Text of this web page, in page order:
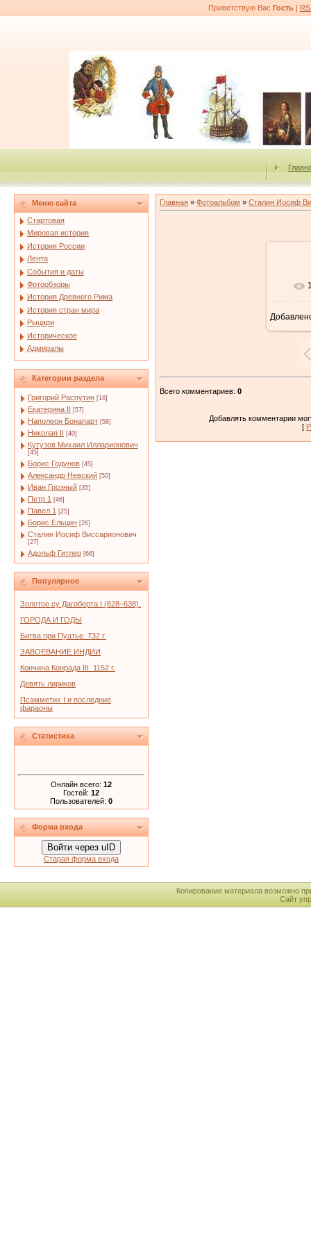
Приветствую Вас Гость |
Меню сайта
Стартовая
Мировая история
История России
Лента
События и даты
Фотообзоры
История Древнего Рима
История стран мира
Рыцари
Историческое
Адмиралы
Категории раздела
Григорий Распутин [16]
Екатерина II [57]
Наполеон Бонапарт [58]
Николая II [40]
Кутузов Михаил Илларионович
[45]
Борис Годунов [45]
Александр Невский [50]
Иван Грозный [35]
Петр 1 [46]
Павел 1 [25]
Борис Ельцин [26]
Сталин Иосиф Виссарионович
[27]
Адольф Гитлер [66]
Популярное
Золотое су Дагоберта I (628–638).
ГОРОДА И ГОДЫ
Битва при Пуатье. 732 г.
ЗАВОЕВАНИЕ ИНДИИ
Кончина Конрада III. 1152 г.
Девять лириков
Псамметих I и последние
фараоны
Статистика
Онлайн всего: 12
Гостей: 12
Пользователей: 0
Форма входа
Войти через uID
Старая форма входа
Главная » Фотоальбом » Сталин Иосиф
Всего комментариев: 0
Добавлять комментарии
[
Копирование материала возможно
Сайт